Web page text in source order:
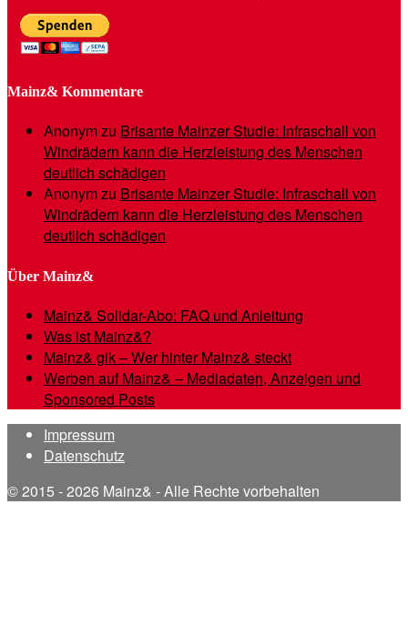
Mainz& Kommentare
Anonymzu Brisante Mainzer Studie: Infraschall von
Windrädern kann die Herzleistung des Menschen
deutlich schädigen
Anonymzu Brisante Mainzer Studie: Infraschall von
Windrädern kann die Herzleistung des Menschen
deutlich schädigen
Über Mainz&
Mainz& Solidar-Abo: FAQ und Anleitung
Was ist Mainz&?
Mainz& gik – Wer hinter Mainz& steckt
Werben auf Mainz& – Mediadaten, Anzeigen und
Sponsored Posts
Impressum
Datenschutz
© 2015 - 2026 Mainz& - Alle Rechte vorbehalten